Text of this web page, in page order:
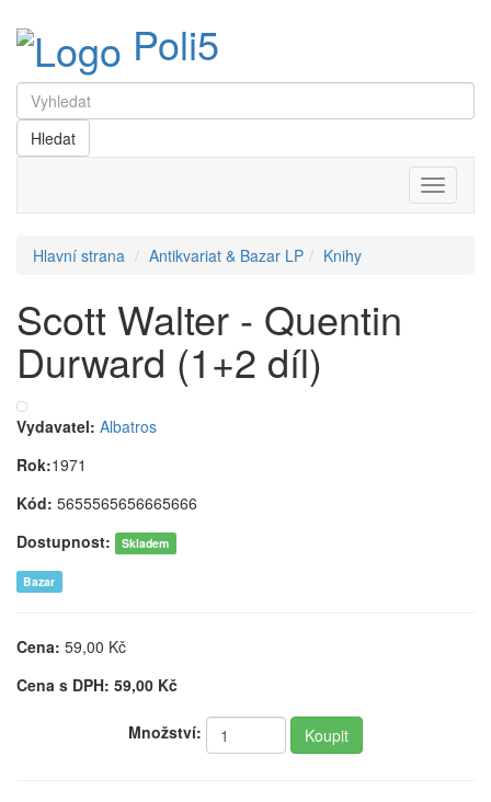
Poli5
Menu
Hlavní strana Antikvariat & Bazar LP Knihy
Scott Walter - Quentin
Durward (1+2 díl)
Vydavatel: Albatros
Rok:1971
Kód: 5655565656665666
Dostupnost:
Skladem
Bazar
Cena: 59,00 Kč
Cena s DPH: 59,00 Kč
Množství: